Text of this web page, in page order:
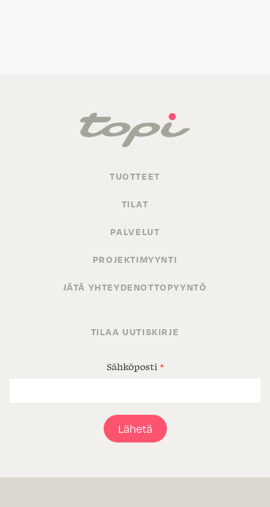
TUOTTEET
TILAT
PALVELUT
PROJEKTIMYYNTI
JÄTÄ YHTEYDENOTTOPYYNTÖ
TILAA UUTISKIRJE
Sähköposti *
Lähetä